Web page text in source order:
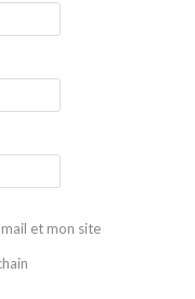
et mon site